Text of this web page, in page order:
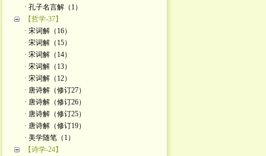
· 孔子名言解（1）
【哲学-37】
· 宋词解（16）
· 宋词解（15）
· 宋词解（14）
· 宋词解（13）
· 宋词解（12）
· 唐诗解（修订27）
· 唐诗解（修订26）
· 唐诗解（修订25）
· 唐诗解（修订19）
· 美学随笔（1）
【诗学-24】